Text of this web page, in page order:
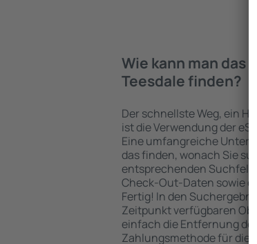
Wie kann man das
Teesdale finden?
Der schnellste Weg, ein
ist die Verwendung der
Eine umfangreiche
das finden, wonach Sie
entsprechenden
Check-Out-Daten sowie
Fertig! In den
Zeitpunkt verfügbaren
einfach die Entfernung
Zahlungsmethode für die